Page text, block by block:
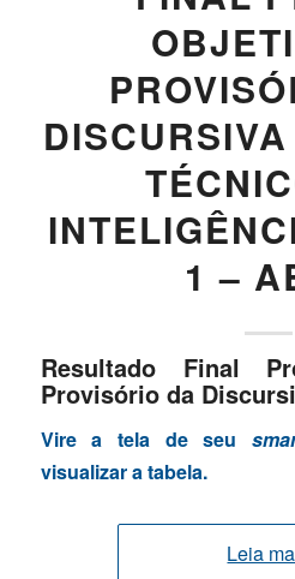
1 –
Resultado Final
Provisório da
Vire a tela de seu
visualizar a tabela.
Leia